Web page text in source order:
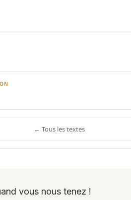
vous nous tenez !
← Tous les textes